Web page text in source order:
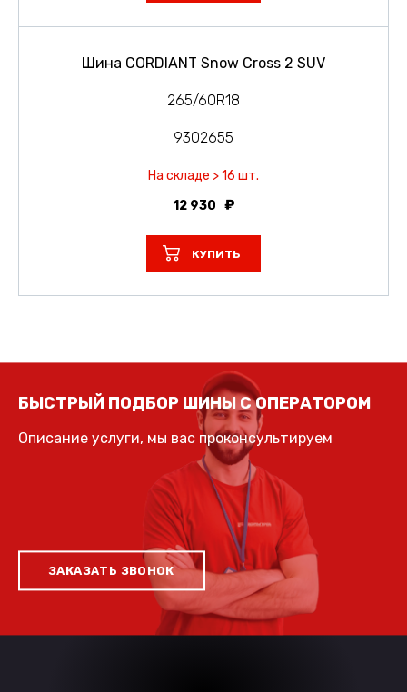
Шина CORDIANT Snow Cross 2 SUV
265/60R18
9302655
На складе > 16 шт.
12 930
КУПИТЬ
БЫСТРЫЙ ПОДБОР ШИНЫ С ОПЕРАТОРОМ
Описание услуги, мы вас проконсультируем
ЗАКАЗАТЬ ЗВОНОК